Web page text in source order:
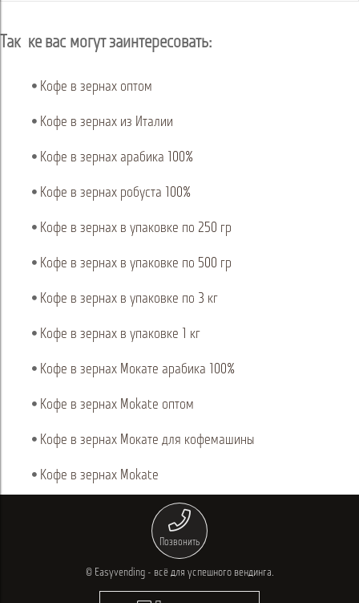
Так же вас могут заинтересовать:
Кофе в зернах оптом
Кофе в зернах из Италии
Кофе в зернах арабика 100%
Кофе в зернах робуста 100%
Кофе в зернах в упаковке по 250 гр
Кофе в зернах в упаковке по 500 гр
Кофе в зернах в упаковке по 3 кг
Кофе в зернах в упаковке 1 кг
Кофе в зернах Мокате арабика 100%
Кофе в зернах Mokate оптом
Кофе в зернах Мокате для кофемашины
Кофе в зернах Mokate
Позвонить
© Easyvending - всё для успешного вендинга.